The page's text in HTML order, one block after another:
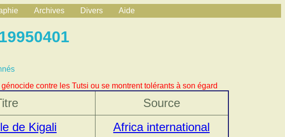
Archives Divers Aide
contre les Tutsi ou se montrent tolérants à son égard
Source
de Kigali
Africa international